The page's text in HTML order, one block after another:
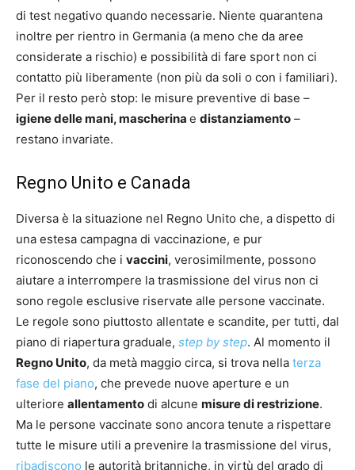
di test negativo quando necessarie. Niente quarantena
inoltre per rientro in Germania (a meno che da aree
considerate a rischio) e possibilità di fare sport non ci
contatto più liberamente (non più da soli o con i familiari).
Per il resto però stop: le misure preventive di base –
igiene delle mani, mascherina e distanziamento –
restano invariate.
Regno Unito e Canada
Diversa è la situazione nel Regno Unito che, a dispetto di
una estesa campagna di vaccinazione, e pur
riconoscendo che i vaccini, verosimilmente, possono
aiutare a interrompere la trasmissione del virus non ci
sono regole esclusive riservate alle persone vaccinate.
Le regole sono piuttosto allentate e scandite, per tutti, dal
piano di riapertura graduale, step by step. Al momento il
Regno Unito, da metà maggio circa, si trova nella terza
fase del piano, che prevede nuove aperture e un
ulteriore allentamento di alcune misure di restrizione.
Ma le persone vaccinate sono ancora tenute a rispettare
tutte le misure utili a prevenire la trasmissione del virus,
ribadiscono le autorità britanniche, in virtù del grado di